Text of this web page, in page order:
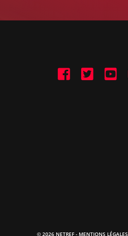
© 2026 NETREF - MENTIONS LÉGALES